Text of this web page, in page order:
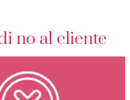
no al cliente